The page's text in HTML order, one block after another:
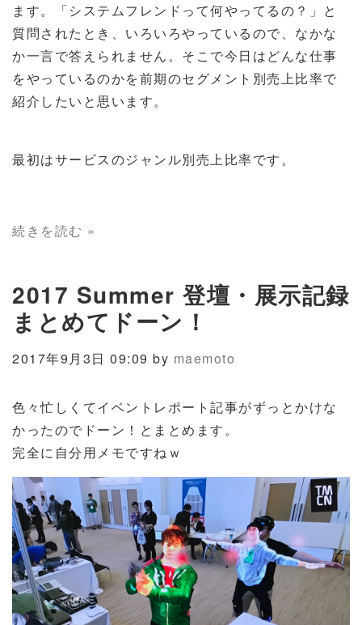
ます。「システムフレンドって何やってるの？」と
質問されたとき、いろいろやっているので、なかな
か一言で答えられません。そこで今日はどんな仕事
をやっているのかを前期のセグメント別売上比率で
紹介したいと思います。
最初はサービスのジャンル別売上比率です。
続きを読む »
2017 Summer 登壇・展示記録
まとめてドーン！
2017年9月3日 09:09 by maemoto
色々忙しくてイベントレポート記事がずっとかけな
かったのでドーン！とまとめます。
完全に自分用メモですねｗ